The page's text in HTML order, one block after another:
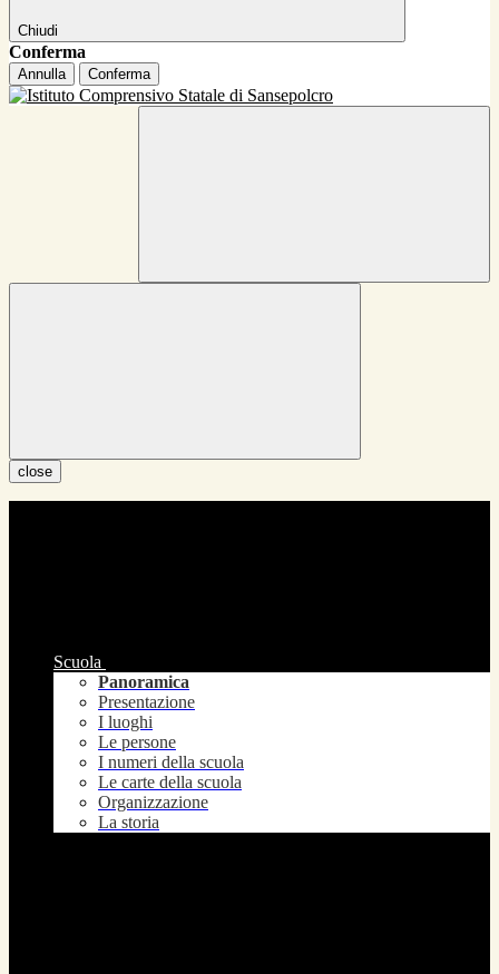
Chiudi
Conferma
Annulla Conferma
close
Scuola
Panoramica
Presentazione
I luoghi
Le persone
I numeri della scuola
Le carte della scuola
Organizzazione
La storia